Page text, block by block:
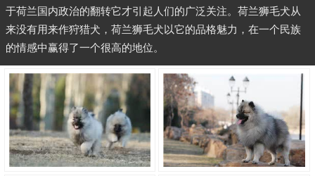
于荷兰国内政治的翻转它才引起人们的广泛关注。荷兰狮毛犬从
来没有用来作狩猎犬，荷兰狮毛犬以它的品格魅力，在一个民族
的情感中赢得了一个很高的地位。